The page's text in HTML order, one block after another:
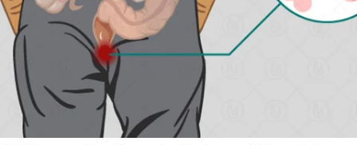
Com a decisão da juíza Mary Scriven, o processo
permanece em andamento. Após o recebimento
da manifestação da Rumble e da Trump Media,
caberá ao tribunal analisar os argumentos
apresentados pelas partes antes de decidir se